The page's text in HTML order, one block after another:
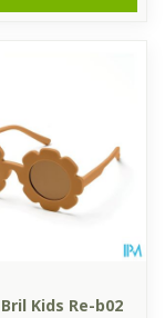
Kids Re-b02